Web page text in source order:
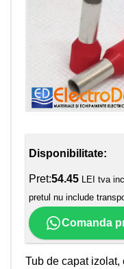
Disponibilitate:
Pret:54.45 LEI tva
pretul nu include
Comanda
Tub de capat